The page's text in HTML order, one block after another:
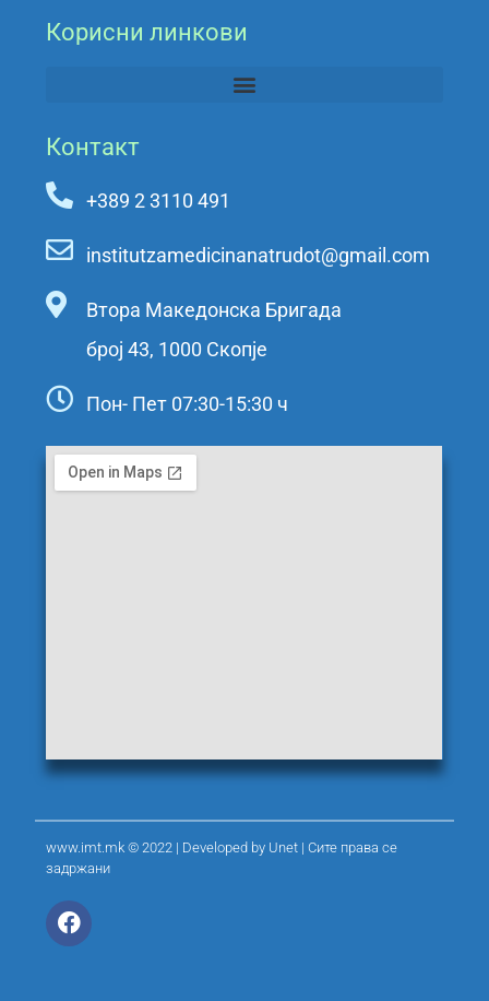
Корисни линкови
Контакт
+389 2 3110 491
institutzamedicinanatrudot@gmail.com
Втора Македонска Бригада
број 43, 1000 Скопје
Пон- Пет 07:30-15:30 ч
www.imt.mk © 2022 | Developed by Unet | Сите права се
задржани